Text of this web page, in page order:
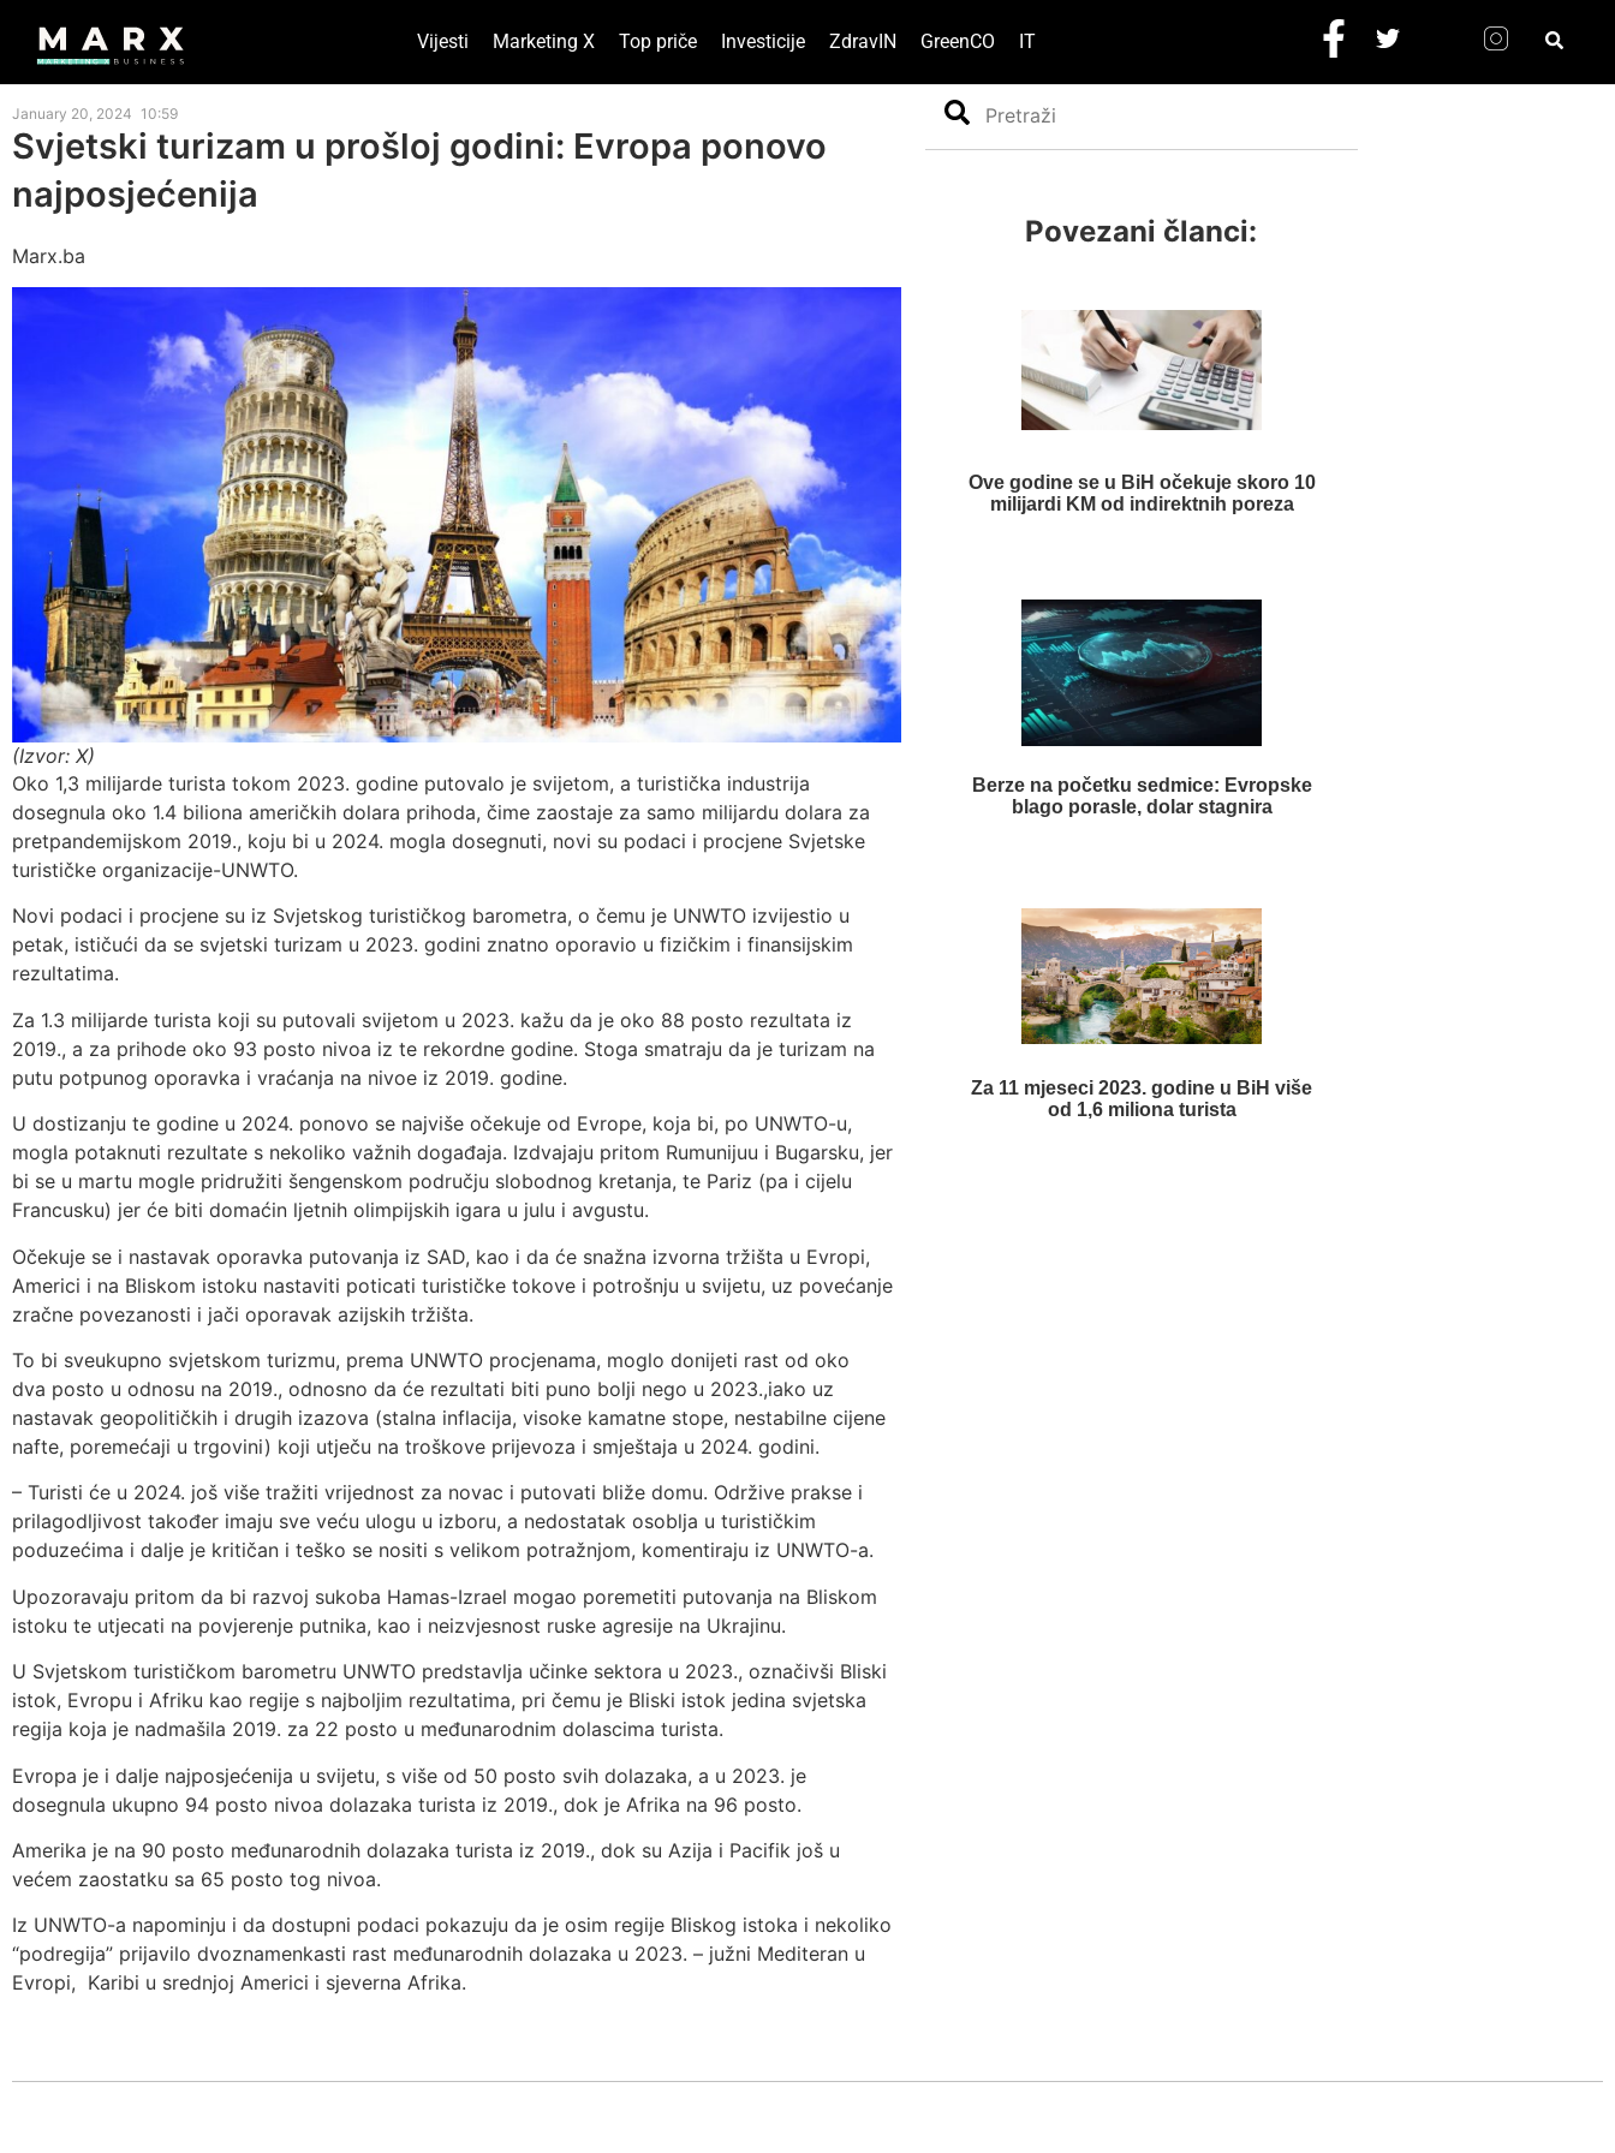
Vijesti Marketing X Top priče Investicije ZdravIN GreenCO IT
January 20, 2024 10:59
Svjetski turizam u prošloj godini: Evropa ponovo
najposjećenija
Marx.ba
(Izvor: X)
Oko 1,3 milijarde turista tokom 2023. godine putovalo je svijetom, a turistička industrija
dosegnula oko 1.4 biliona američkih dolara prihoda, čime zaostaje za samo milijardu dolara za
pretpandemijskom 2019., koju bi u 2024. mogla dosegnuti, novi su podaci i procjene Svjetske
turističke organizacije-UNWTO.
Novi podaci i procjene su iz Svjetskog turističkog barometra, o čemu je UNWTO izvijestio u
petak, ističući da se svjetski turizam u 2023. godini znatno oporavio u fizičkim i finansijskim
rezultatima.
Za 1.3 milijarde turista koji su putovali svijetom u 2023. kažu da je oko 88 posto rezultata iz
2019., a za prihode oko 93 posto nivoa iz te rekordne godine. Stoga smatraju da je turizam na
putu potpunog oporavka i vraćanja na nivoe iz 2019. godine.
U dostizanju te godine u 2024. ponovo se najviše očekuje od Evrope, koja bi, po UNWTO-u,
mogla potaknuti rezultate s nekoliko važnih događaja. Izdvajaju pritom Rumunijuu i Bugarsku, jer
bi se u martu mogle pridružiti šengenskom području slobodnog kretanja, te Pariz (pa i cijelu
Francusku) jer će biti domaćin ljetnih olimpijskih igara u julu i avgustu.
Očekuje se i nastavak oporavka putovanja iz SAD, kao i da će snažna izvorna tržišta u Evropi,
Americi i na Bliskom istoku nastaviti poticati turističke tokove i potrošnju u svijetu, uz povećanje
zračne povezanosti i jači oporavak azijskih tržišta.
To bi sveukupno svjetskom turizmu, prema UNWTO procjenama, moglo donijeti rast od oko
dva posto u odnosu na 2019., odnosno da će rezultati biti puno bolji nego u 2023.,iako uz
nastavak geopolitičkih i drugih izazova (stalna inflacija, visoke kamatne stope, nestabilne cijene
nafte, poremećaji u trgovini) koji utječu na troškove prijevoza i smještaja u 2024. godini.
– Turisti će u 2024. još više tražiti vrijednost za novac i putovati bliže domu. Održive prakse i
prilagodljivost također imaju sve veću ulogu u izboru, a nedostatak osoblja u turističkim
poduzećima i dalje je kritičan i teško se nositi s velikom potražnjom, komentiraju iz UNWTO-a.
Upozoravaju pritom da bi razvoj sukoba Hamas-Izrael mogao poremetiti putovanja na Bliskom
istoku te utjecati na povjerenje putnika, kao i neizvjesnost ruske agresije na Ukrajinu.
U Svjetskom turističkom barometru UNWTO predstavlja učinke sektora u 2023., označivši Bliski
istok, Evropu i Afriku kao regije s najboljim rezultatima, pri čemu je Bliski istok jedina svjetska
regija koja je nadmašila 2019. za 22 posto u međunarodnim dolascima turista.
Evropa je i dalje najposjećenija u svijetu, s više od 50 posto svih dolazaka, a u 2023. je
dosegnula ukupno 94 posto nivoa dolazaka turista iz 2019., dok je Afrika na 96 posto.
Amerika je na 90 posto međunarodnih dolazaka turista iz 2019., dok su Azija i Pacifik još u
većem zaostatku sa 65 posto tog nivoa.
Iz UNWTO-a napominju i da dostupni podaci pokazuju da je osim regije Bliskog istoka i nekoliko
“podregija” prijavilo dvoznamenkasti rast međunarodnih dolazaka u 2023. – južni Mediteran u
Evropi, Karibi u srednjoj Americi i sjeverna Afrika.
Search
Povezani članci:
Ove godine se u BiH očekuje skoro 10
milijardi KM od indirektnih poreza
Berze na početku sedmice: Evropske
blago porasle, dolar stagnira
Za 11 mjeseci 2023. godine u BiH više
od 1,6 miliona turista